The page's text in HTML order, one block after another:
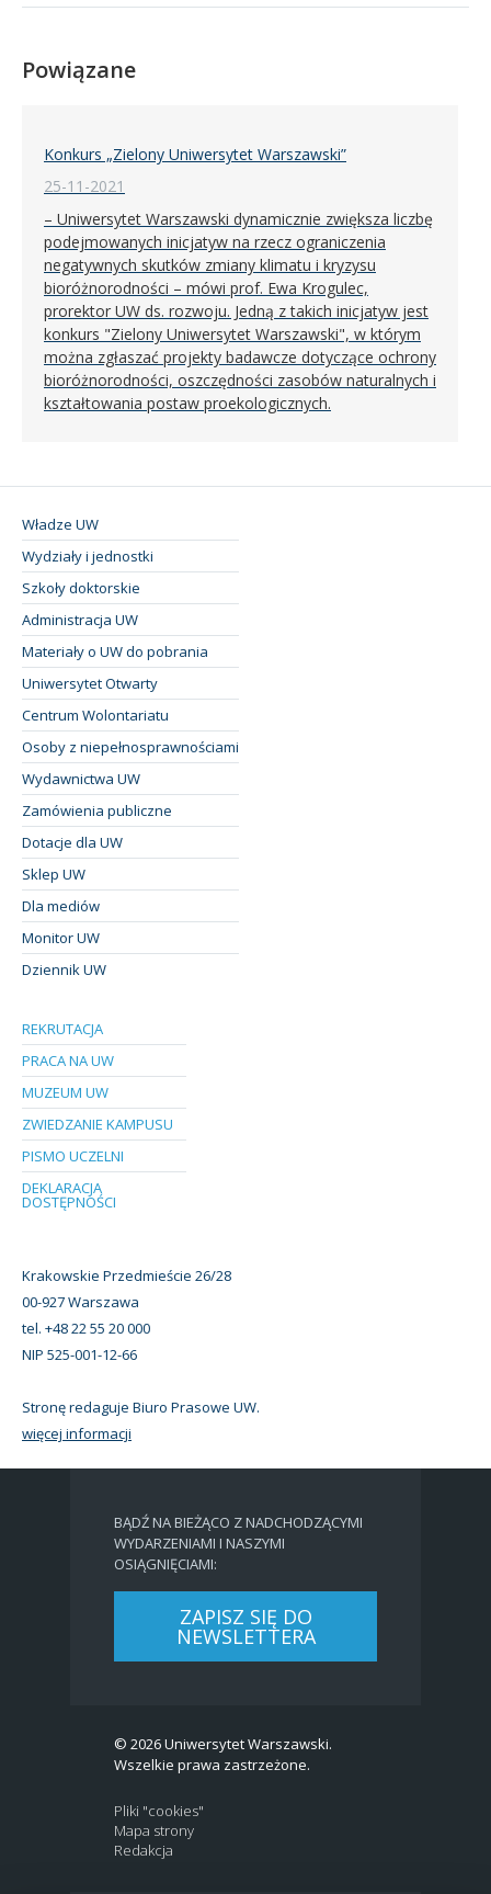
Powiązane
Konkurs „Zielony Uniwersytet Warszawski”
25-11-2021
– Uniwersytet Warszawski dynamicznie zwiększa liczbę
podejmowanych inicjatyw na rzecz ograniczenia
negatywnych skutków zmiany klimatu i kryzysu
bioróżnorodności – mówi prof. Ewa Krogulec,
prorektor UW ds. rozwoju. Jedną z takich inicjatyw jest
konkurs "Zielony Uniwersytet Warszawski", w którym
można zgłaszać projekty badawcze dotyczące ochrony
bioróżnorodności, oszczędności zasobów naturalnych i
kształtowania postaw proekologicznych.
Władze UW
Wydziały i jednostki
Szkoły doktorskie
Administracja UW
Materiały o UW do pobrania
Uniwersytet Otwarty
Centrum Wolontariatu
Osoby z niepełnosprawnościami
Wydawnictwa UW
Zamówienia publiczne
Dotacje dla UW
Sklep UW
Dla mediów
Monitor UW
Dziennik UW
REKRUTACJA
PRACA NA UW
MUZEUM UW
ZWIEDZANIE KAMPUSU
PISMO UCZELNI
DEKLARACJA
DOSTĘPNOŚCI
Krakowskie Przedmieście 26/28
00-927 Warszawa
tel. +48 22 55 20 000
NIP 525-001-12-66
Stronę redaguje Biuro Prasowe UW.
więcej informacji
BĄDŹ NA BIEŻĄCO Z NADCHODZĄCYMI
WYDARZENIAMI I NASZYMI
OSIĄGNIĘCIAMI:
ZAPISZ SIĘ DO
NEWSLETTERA
© 2026 Uniwersytet Warszawski.
Wszelkie prawa zastrzeżone.
Pliki "cookies"
Mapa strony
Redakcja